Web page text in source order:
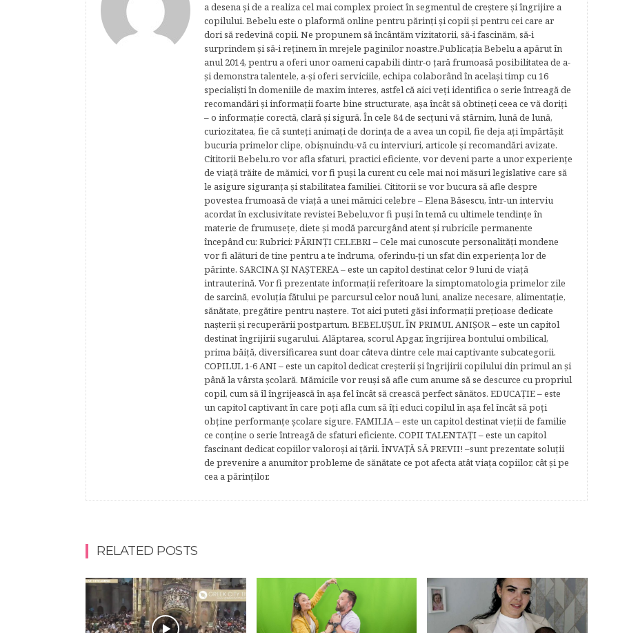
a desena şi de a realiza cel mai complex proiect în segmentul de creştere şi îngrijire a
copilului. Bebelu este o plaformă online pentru părinţi şi copii şi pentru cei care ar
dori să redevină copii. Ne propunem să încântăm vizitatorii, să-i fascinăm, să-i
surprindem şi să-i reţinem în mrejele paginilor noastre.​ Publicația Bebelu a apărut în
anul 2014, pentru a oferi unor oameni capabili dintr-o ţară frumoasă posibilitatea de a-
şi demonstra talentele, a-şi oferi serviciile, echipa colaborând în acelaşi timp cu 16
specialişti în domeniile de maxim interes, astfel că aici veţi identifica o serie întreagă de
recomandări şi informaţii foarte bine structurate, aşa încât să obtineţi ceea ce vă doriţi
– o informaţie corectă, clară şi sigură. În cele 84 de secțuni vă stârnim, lună de lună,
curiozitatea, fie că sunteţi animaţi de dorinţa de a avea un copil, fie deja aţi împărtăşit
bucuria primelor clipe, obişnuindu-vă cu interviuri, articole şi recomandări avizate.
Cititorii Bebelu.ro vor afla sfaturi, practici eficiente, vor deveni parte a unor experienţe
de viaţă trăite de mămici, vor fi puşi la curent cu cele mai noi măsuri legislative care să
le asigure siguranţa şi stabilitatea familiei. Cititorii se vor bucura să afle despre
povestea frumoasă de viață a unei mămici celebre – Elena Băsescu, într-un interviu
acordat în exclusivitate revistei Bebelu,vor fi puşi în temă cu ultimele tendinţe în
materie de frumuseţe, diete şi modă parcurgând atent şi rubricile permanente
începând cu: Rubrici: PĂRINŢI CELEBRI – Cele mai cunoscute personalităţi mondene
vor fi alături de tine pentru a te îndruma, oferindu-ţi un sfat din experienţa lor de
părinte. SARCINA ŞI NAŞTEREA – este un capitol destinat celor 9 luni de viaţă
intrauterină. Vor fi prezentate informaţii referitoare la simptomatologia primelor zile
de sarcină, evoluţia fătului pe parcursul celor nouă luni, analize necesare, alimentaţie,
sănătate, pregătire pentru naştere. Tot aici puteti găsi informaţii preţioase dedicate
naşterii şi recuperării postpartum. BEBELUŞUL ÎN PRIMUL ANIŞOR – este un capitol
destinat îngrijirii sugarului. Alăptarea, scorul Apgar, îngrijirea bontului ombilical,
prima băiţă, diversificarea sunt doar câteva dintre cele mai captivante subcategorii.
COPILUL 1-6 ANI – este un capitol dedicat creşterii şi îngrijirii copilului din primul an şi
până la vârsta şcolară. Mămicile vor reuşi să afle cum anume să se descurce cu propriul
copil, cum să îl îngrijească în aşa fel încât să crească perfect sănătos. EDUCAŢIE – este
un capitol captivant în care poţi afla cum să îţi educi copilul în aşa fel încât să poţi
obţine performanţe şcolare sigure. FAMILIA – este un capitol destinat vieţii de familie
ce conţine o serie întreagă de sfaturi eficiente. COPII TALENTAŢI – este un capitol
fascinant dedicat copiilor valoroși ai țării. ÎNVAŢĂ SĂ PREVII! –sunt prezentate soluţii
de prevenire a anumitor probleme de sănătate ce pot afecta atât viaţa copiilor, cât şi pe
cea a părinţilor.
RELATED POSTS